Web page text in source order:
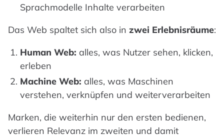
Sprachmodelle Inhalte verarbeiten
Das Web spaltet sich also in zwei Erlebnisräume:
Human Web: alles, was Nutzer sehen, klicken,
erleben
Machine Web: alles, was Maschinen
verstehen, verknüpfen und weiterverarbeiten
Marken, die weiterhin nur den ersten bedienen,
verlieren Relevanz im zweiten und damit